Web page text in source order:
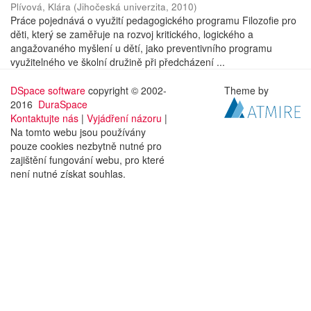
Plívová, Klára (Jihočeská univerzita, 2010)
Práce pojednává o využití pedagogického programu Filozofie pro
děti, který se zaměřuje na rozvoj kritického, logického a
angažovaného myšlení u dětí, jako preventivního programu
využitelného ve školní družině při předcházení ...
DSpace software copyright © 2002-
2016 DuraSpace
Kontaktujte nás | Vyjádření názoru |
Na tomto webu jsou používány
pouze cookies nezbytně nutné pro
zajištění fungování webu, pro které
není nutné získat souhlas.
Theme by